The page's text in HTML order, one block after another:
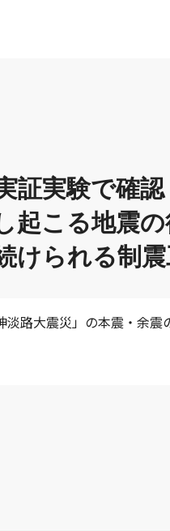
証実験で確認
起こる地震の
けられる制
路大震災」の本震・余震